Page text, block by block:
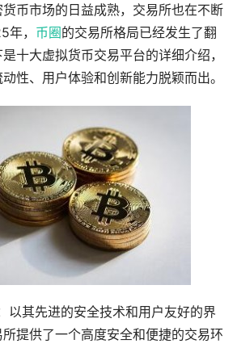
币市场的日益成熟，交易所也在不断
， 币圈的交易所格局已经发生了翻
十大虚拟货币交易平台的详细介绍，
性、用户体验和创新能力脱颖而出。
以其先进的安全技术和用户友好的界
提供了一个高度安全和便捷的交易环